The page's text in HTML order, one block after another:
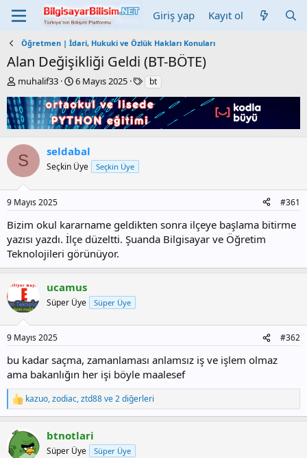
Giriş yap Kayıt ol
Öğretmen | İdari, Hukuki ve Özlük Hakları Konuları
Alan Değişikliği Geldi (BT-BÖTE)
K
n
b
u
y
u
b
a
ş
l
t
a
n
muhalif33
B
ş
l
a
g
ı
t
i
h
i
6 Mayıs 2025
E
i
k
e
bt
S seldabal
Seçkin Üye Seçkin Üye
9 Mayıs 2025 #361
Bizim okul kararname geldikten sonra ilçeye başlama bitirme
yazısı yazdı. İlçe düzeltti. Şuanda Bilgisayar ve Öğretim
Teknolojileri görünüyor.
ucamus
Süper Üye Süper Üye
9 Mayıs 2025 #362
bu kadar saçma, zamanlaması anlamsız iş ve işlem olmaz
ama bakanlığın her işi böyle maalesef
T
e
k
i
kazuo,zodiac,ztd88ve 2 diğerleri
btnotlari
Süper Üye Süper Üye